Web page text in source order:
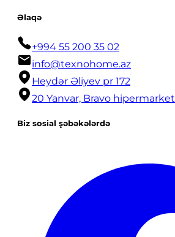
Əlaqə
+994 55 200 35 02
info@texnohome.az
Heydər Əliyev pr 172
20 Yanvar, Bravo hipermarket
Biz sosial şəbəkələrdə